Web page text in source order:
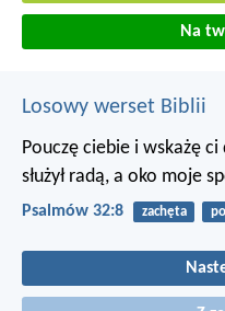
Na
Losowy werset Biblii
Pouczę ciebie i wskażę
służył radą, a oko moje
Psalmów 32:8 zachęta